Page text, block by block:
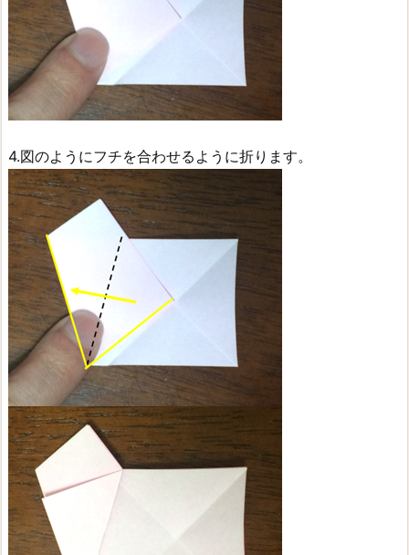
4.図のようにフチを合わせるように折ります。